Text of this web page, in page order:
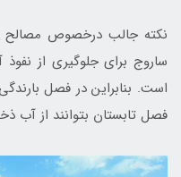
ساروج برای جلوگیری از
فصل تابستان بتوانند از آب